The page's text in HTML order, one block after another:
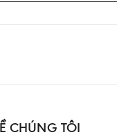
CHÚNG TÔI